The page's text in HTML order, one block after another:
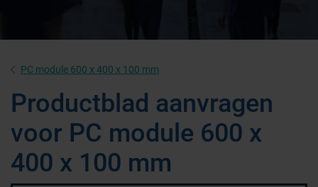
PC module 600 x 400 x 100 mm
Productblad aanvragen
voor PC module 600 x
400 x 100 mm
Farmaceutische industrie